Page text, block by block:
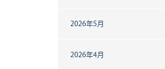
2026年5月
2026年4月